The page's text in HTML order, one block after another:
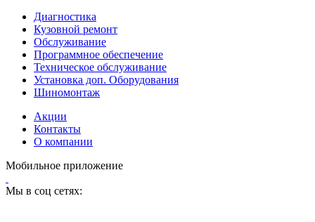
Диагностика
Кузовной ремонт
Обслуживание
Программное обеспечение
Техническое обслуживание
Установка доп. Оборудования
Шиномонтаж
Акции
Контакты
О компании
Мобильное приложение
Мы в соц сетях: